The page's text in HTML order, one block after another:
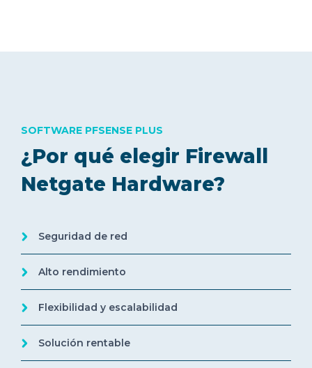
¿Por qué elegir Firewall
Netgate Hardware?
SOFTWARE PFSENSE PLUS
Seguridad de red
Alto rendimiento
Flexibilidad y escalabilidad
Solución rentable